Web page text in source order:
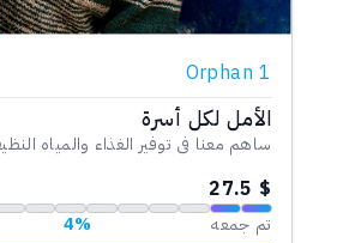
Orphan 1
الأمل لكل أسرة
$ 27.5
تم جمعه 4%